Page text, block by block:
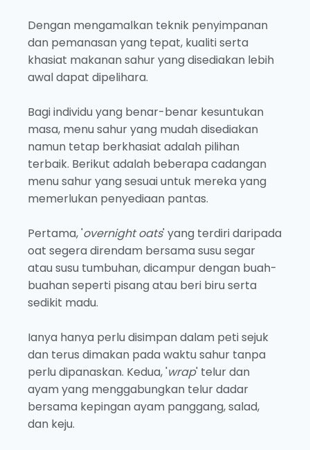
Dengan mengamalkan teknik penyimpanan
dan pemanasan yang tepat, kualiti serta
khasiat makanan sahur yang disediakan lebih
awal dapat dipelihara.
Bagi individu yang benar-benar kesuntukan
masa, menu sahur yang mudah disediakan
namun tetap berkhasiat adalah pilihan
terbaik. Berikut adalah beberapa cadangan
menu sahur yang sesuai untuk mereka yang
memerlukan penyediaan pantas.
Pertama, 'overnight oats' yang terdiri daripada
oat segera direndam bersama susu segar
atau susu tumbuhan, dicampur dengan buah-
buahan seperti pisang atau beri biru serta
sedikit madu.
Ianya hanya perlu disimpan dalam peti sejuk
dan terus dimakan pada waktu sahur tanpa
perlu dipanaskan. Kedua, 'wrap' telur dan
ayam yang menggabungkan telur dadar
bersama kepingan ayam panggang, salad,
dan keju.